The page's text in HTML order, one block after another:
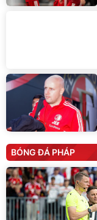
BÓNG ĐÁ PHÁP